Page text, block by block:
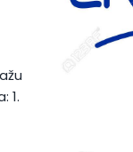
1.